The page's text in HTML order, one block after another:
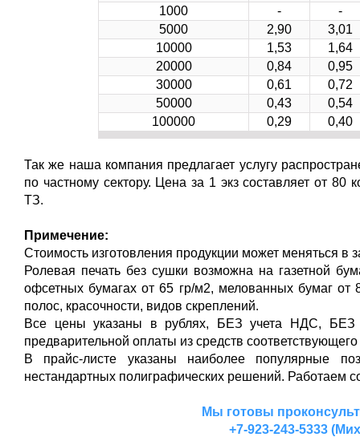
1000
-
-
5000
2,90
3,01
10000
1,53
1,64
20000
0,84
0,95
30000
0,61
0,72
50000
0,43
0,54
100000
0,29 0,40
Так же наша компания предлагает услугу
по частному сектору. Цена за 1 экз составляет от
ТЗ.
Примечение:
Стоимость изготовления продукции может меняться в
Ролевая печать без сушки возможна на газетной
офсетных бумагах от 65 гр/м2, мелованных бумаг
полос, красочности, видов скреплений.
Все цены указаны в рублях, БЕЗ учета НДС, БЕЗ
предварительной оплаты из средств
В прайс-листе указаны наиболее популярные
нестандартных полиграфических решений. Работаем
Мы готовы
+7-923-243-5333